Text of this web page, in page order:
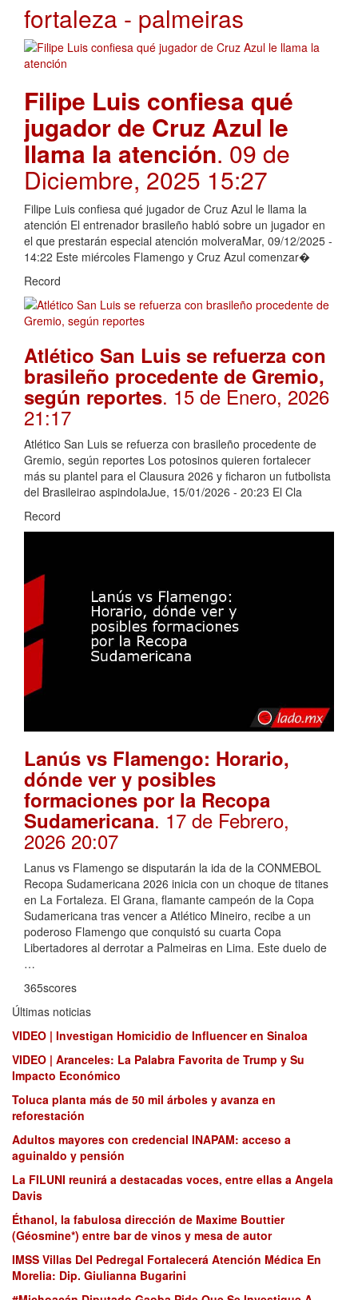
fortaleza - palmeiras
Filipe Luis confiesa qué
jugador de Cruz Azul le
llama la atención. 09 de
Diciembre, 2025 15:27
Filipe Luis confiesa qué jugador de Cruz Azul le llama la
atención El entrenador brasileño habló sobre un jugador en
el que prestarán especial atención molveraMar, 09/12/2025 -
14:22 Este miércoles Flamengo y Cruz Azul comenzar�
Record
Atlético San Luis se refuerza con
brasileño procedente de Gremio,
según reportes. 15 de Enero, 2026
21:17
Atlético San Luis se refuerza con brasileño procedente de
Gremio, según reportes Los potosinos quieren fortalecer
más su plantel para el Clausura 2026 y ficharon un futbolista
del Brasileirao aspindolaJue, 15/01/2026 - 20:23 El Cla
Record
Lanús vs Flamengo: Horario,
dónde ver y posibles
formaciones por la Recopa
Sudamericana. 17 de Febrero,
2026 20:07
Lanus vs Flamengo se disputarán la ida de la CONMEBOL
Recopa Sudamericana 2026 inicia con un choque de titanes
en La Fortaleza. El Grana, flamante campeón de la Copa
Sudamericana tras vencer a Atlético Mineiro, recibe a un
poderoso Flamengo que conquistó su cuarta Copa
Libertadores al derrotar a Palmeiras en Lima. Este duelo de
…
365scores
Últimas noticias
VIDEO | Investigan Homicidio de Influencer en Sinaloa
VIDEO | Aranceles: La Palabra Favorita de Trump y Su
Impacto Económico
Toluca planta más de 50 mil árboles y avanza en
reforestación
Adultos mayores con credencial INAPAM: acceso a
aguinaldo y pensión
La FILUNI reunirá a destacadas voces, entre ellas a Angela
Davis
Éthanol, la fabulosa dirección de Maxime Bouttier
(Géosmine*) entre bar de vinos y mesa de autor
IMSS Villas Del Pedregal Fortalecerá Atención Médica En
Morelia: Dip. Giulianna Bugarini